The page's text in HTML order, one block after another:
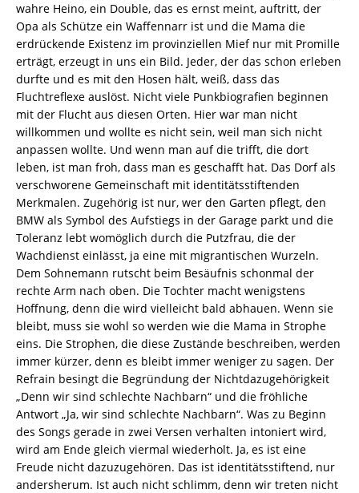
wahre Heino, ein Double, das es ernst meint, auftritt, der
Opa als Schütze ein Waffennarr ist und die Mama die
erdrückende Existenz im provinziellen Mief nur mit Promille
erträgt, erzeugt in uns ein Bild. Jeder, der das schon erleben
durfte und es mit den Hosen hält, weiß, dass das
Fluchtreflexe auslöst. Nicht viele Punkbiografien beginnen
mit der Flucht aus diesen Orten. Hier war man nicht
willkommen und wollte es nicht sein, weil man sich nicht
anpassen wollte. Und wenn man auf die trifft, die dort
leben, ist man froh, dass man es geschafft hat. Das Dorf als
verschworene Gemeinschaft mit identitätsstiftenden
Merkmalen. Zugehörig ist nur, wer den Garten pflegt, den
BMW als Symbol des Aufstiegs in der Garage parkt und die
Toleranz lebt womöglich durch die Putzfrau, die der
Wachdienst einlässt, ja eine mit migrantischen Wurzeln.
Dem Sohnemann rutscht beim Besäufnis schonmal der
rechte Arm nach oben. Die Tochter macht wenigstens
Hoffnung, denn die wird vielleicht bald abhauen. Wenn sie
bleibt, muss sie wohl so werden wie die Mama in Strophe
eins. Die Strophen, die diese Zustände beschreiben, werden
immer kürzer, denn es bleibt immer weniger zu sagen. Der
Refrain besingt die Begründung der Nichtdazugehörigkeit
„Denn wir sind schlechte Nachbarn“ und die fröhliche
Antwort „Ja, wir sind schlechte Nachbarn“. Was zu Beginn
des Songs gerade in zwei Versen verhalten intoniert wird,
wird am Ende gleich viermal wiederholt. Ja, es ist eine
Freude nicht dazuzugehören. Das ist identitätsstiftend, nur
andersherum. Ist auch nicht schlimm, denn wir treten nicht